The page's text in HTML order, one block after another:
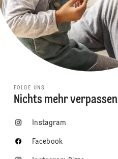
FOLGE UNS
Nichts mehr verpassen
Instagram
Facebook